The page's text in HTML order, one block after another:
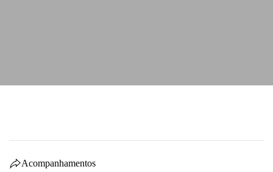
Acompanhamentos